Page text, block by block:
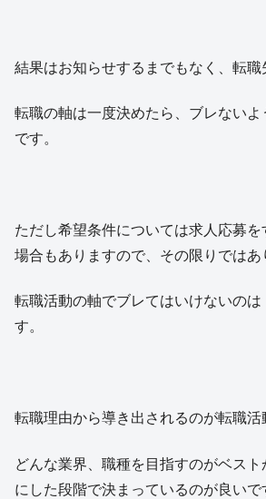
結果はお知らせするまでもなく、転職
転職の軸は一度決めたら、ブレないよ
です。
ただし希望条件については求人応募
場合もありますので、その限りではあ
転職活動の軸でブレてはいけないの
す。
転職理由から導き出されるのが転職活
どんな業界、職種を目指すのがベス
にした段階で決まっているのが良いで